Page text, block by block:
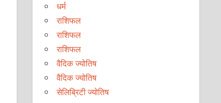
धर्म
राशिफल
राशिफल
राशिफल
वैदिक ज्योतिष
वैदिक ज्योतिष
सेलिब्रिटी ज्योतिष